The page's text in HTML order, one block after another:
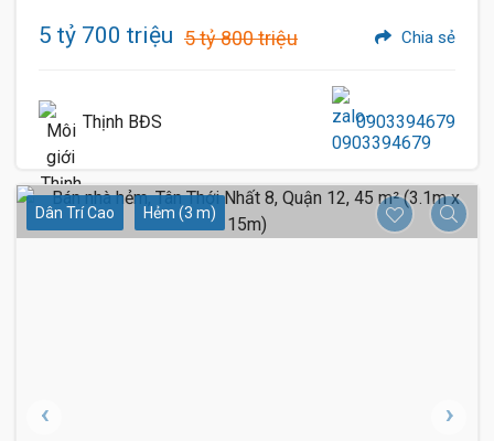
5 tỷ 700 triệu 5 tỷ 800 triệu Chia sẻ
Thịnh BĐS 0903394679
Dân Trí Cao Hẻm (3 m)